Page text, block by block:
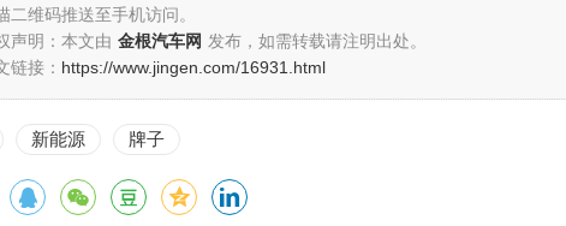
二维码推送至手机访问。
声明：本文由 金根汽车网 发布，如需转载请注明出处。
链接： https://www.jingen.com/16931.html
新能源 牌子